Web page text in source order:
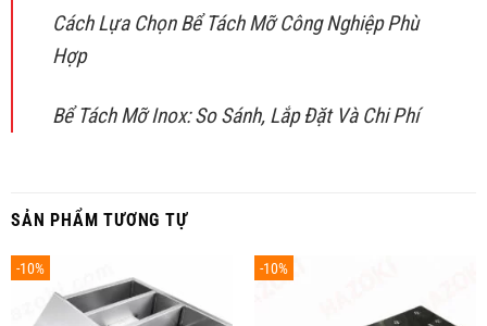
Cách Lựa Chọn Bể Tách Mỡ Công Nghiệp Phù
Hợp
Bể Tách Mỡ Inox: So Sánh, Lắp Đặt Và Chi Phí
SẢN PHẨM TƯƠNG TỰ
-10% -10%